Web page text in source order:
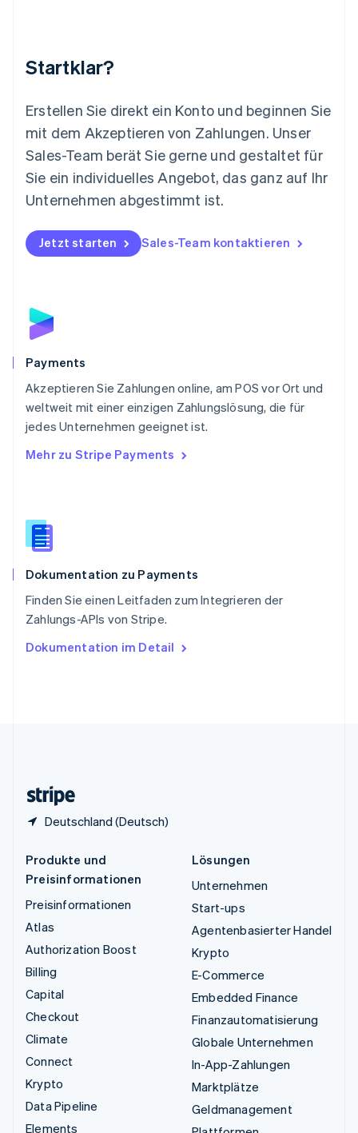
Startklar?
Erstellen Sie direkt ein Konto und beginnen Sie
mit dem Akzeptieren von Zahlungen. Unser
Sales-Team berät Sie gerne und gestaltet für
Sie ein individuelles Angebot, das ganz auf Ihr
Unternehmen abgestimmt ist.
Jetzt starten Sales-Team kontaktieren
Payments
Akzeptieren Sie Zahlungen online, am POS vor Ort und
weltweit mit einer einzigen Zahlungslösung, die für
jedes Unternehmen geeignet ist.
Mehr zu Stripe Payments
Dokumentation zu Payments
Finden Sie einen Leitfaden zum Integrieren der
Zahlungs-APIs von Stripe.
Dokumentation im Detail
Deutschland (Deutsch)
Mexiko
English
Niederlande
Nederlands English
Norwegen
English
Österreich
Polen
English
Portugal
Schweden
Schweiz
Singapur
English简体中文
Slowakei
Slowenien
English
Spanien
Thailand
Tschechische Republik
English
English
Produkte und
Preisinformationen
Preisinformationen
Atlas
Authorization Boost
Billing
Capital
Checkout
Climate
Connect
Krypto
Data Pipeline
Elements
Lösungen
Unternehmen
Start-ups
Agentenbasierter Handel
Krypto
E-Commerce
Embedded Finance
Finanzautomatisierung
Globale Unternehmen
In-App-Zahlungen
Marktplätze
Geldmanagement